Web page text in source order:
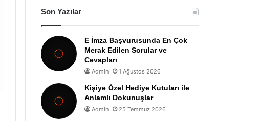
Son Yazılar
E İmza Başvurusunda En Çok
Merak Edilen Sorular ve
Cevapları
Admin 1 Ağustos 2026
Kişiye Özel Hediye Kutuları ile
Anlamlı Dokunuşlar
Admin 25 Temmuz 2026